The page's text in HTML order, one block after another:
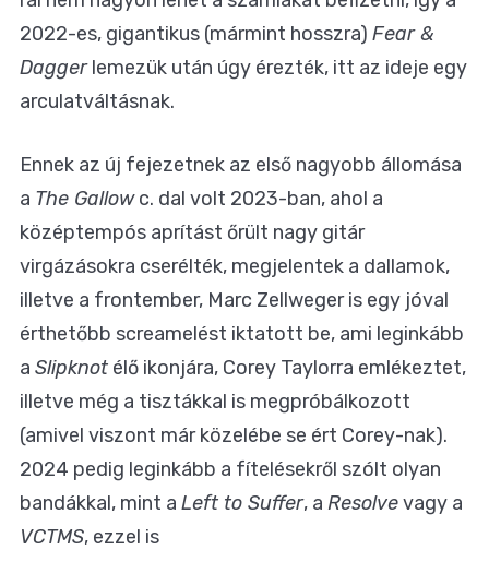
2022-es, gigantikus (mármint hosszra) Fear &
Daggerlemezük után úgy érezték, itt az ideje egy
arculatváltásnak.
Ennek az új fejezetnek az első nagyobb állomása
a The Gallowc. dal volt 2023-ban, ahol a
középtempós aprítást őrült nagy gitár
virgázásokra cserélték, megjelentek a dallamok,
illetve a frontember, Marc Zellweger is egy jóval
érthetőbb screamelést iktatott be, ami leginkább
a Slipknot élő ikonjára, Corey Taylorra emlékeztet,
illetve még a tisztákkal is megpróbálkozott
(amivel viszont már közelébe se ért Corey-nak).
2024 pedig leginkább a fítelésekről szólt olyan
bandákkal, mint a Left to Suffer, a Resolvevagy a
VCTMS, ezzel is